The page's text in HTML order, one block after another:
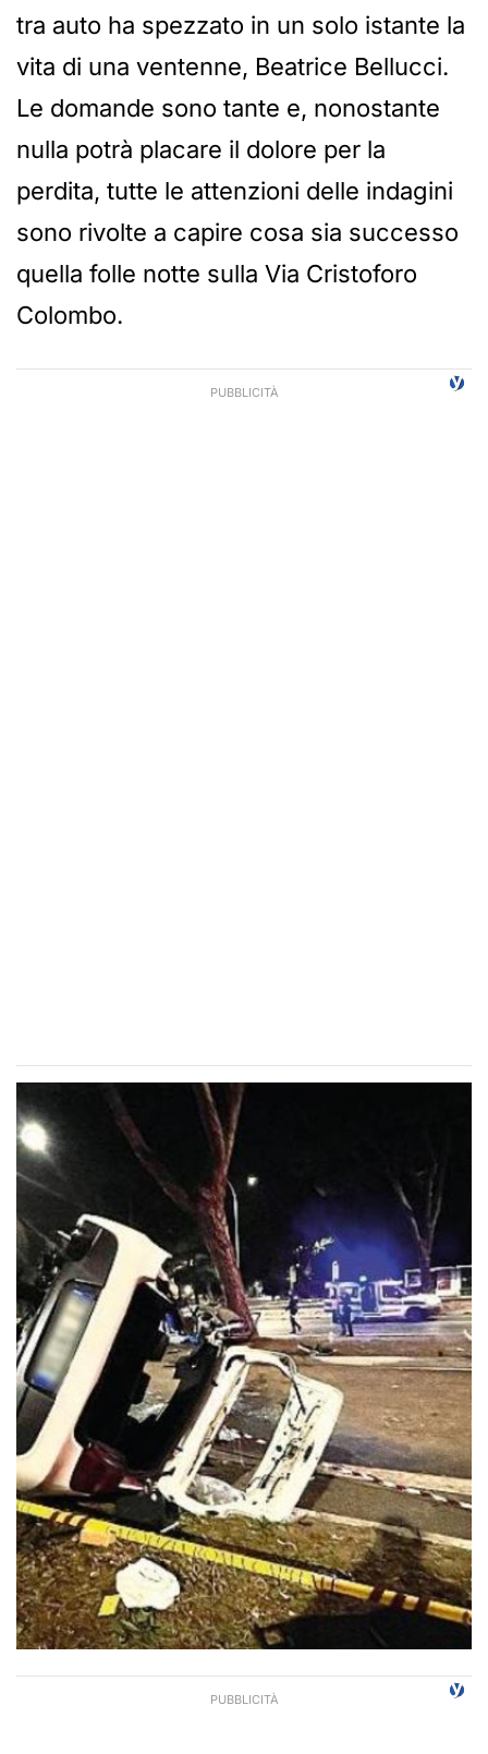
tra auto ha spezzato in un solo istante la
vita di una ventenne, Beatrice Bellucci.
Le domande sono tante e, nonostante
nulla potrà placare il dolore per la
perdita, tutte le attenzioni delle indagini
sono rivolte a capire cosa sia successo
quella folle notte sulla Via Cristoforo
Colombo.